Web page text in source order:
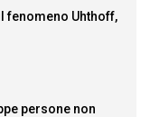
fenomeno Uhthoff,
persone non